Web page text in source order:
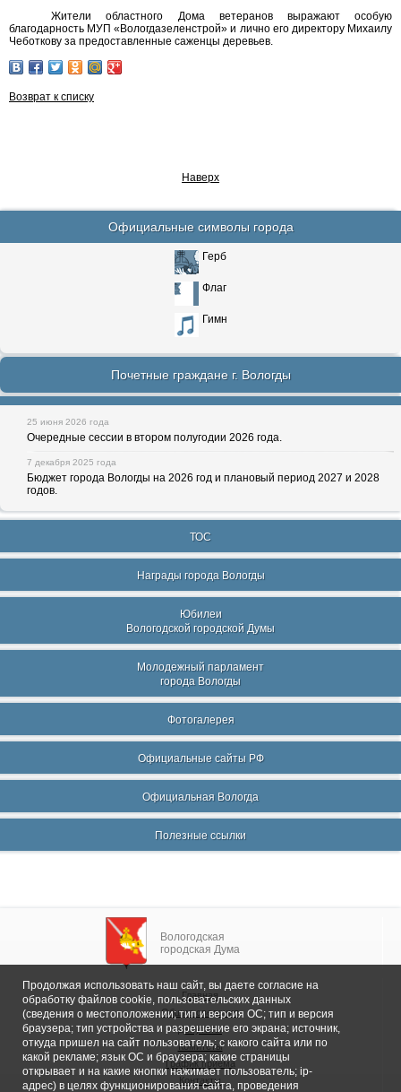
Жители областного Дома ветеранов выражают особую
благодарность МУП «Вологдазеленстрой» и лично его директору Михаилу
Чеботкову за предоставленные саженцы деревьев.
Возврат к списку
Наверх
Официальные символы города
Герб
Флаг
Гимн
Почетные граждане г. Вологды
25 июня 2026 года
Очередные сессии в втором полугодии 2026 года.
7 декабря 2025 года
Бюджет города Вологды на 2026 год и плановый период 2027 и 2028
годов.
ТОС
Награды города Вологды
Юбилеи
Вологодской городской Думы
Молодежный парламент
города Вологды
Фотогалерея
Официальные сайты РФ
Официальная Вологда
Полезные ссылки
Вологодская
городская Дума
Главная
Общие сведения
Депутаты
Комитеты
График приема
Контакты
Продолжая использовать наш сайт, вы даете согласие на
обработку файлов cookie, пользовательских данных
(сведения о местоположении; тип и версия ОС; тип и версия
браузера; тип устройства и разрешение его экрана; источник,
откуда пришел на сайт пользователь; с какого сайта или по
какой рекламе; язык ОС и браузера; какие страницы
открывает и на какие кнопки нажимает пользователь; ip-
адрес) в целях функционирования сайта, проведения